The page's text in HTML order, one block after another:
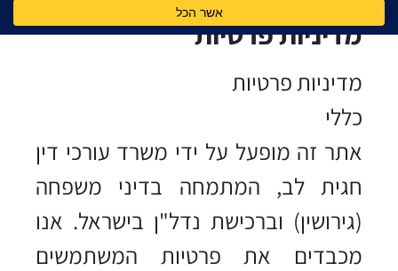
מדיניות פרטיות
מדיניות פרטיות
כללי
אתר זה מופעל על ידי משרד עורכי דין
חגית לב, המתמחה בדיני משפחה
(גירושין) וברכישת נדל"ן בישראל. אנו
מכבדים את פרטיות המשתמשים